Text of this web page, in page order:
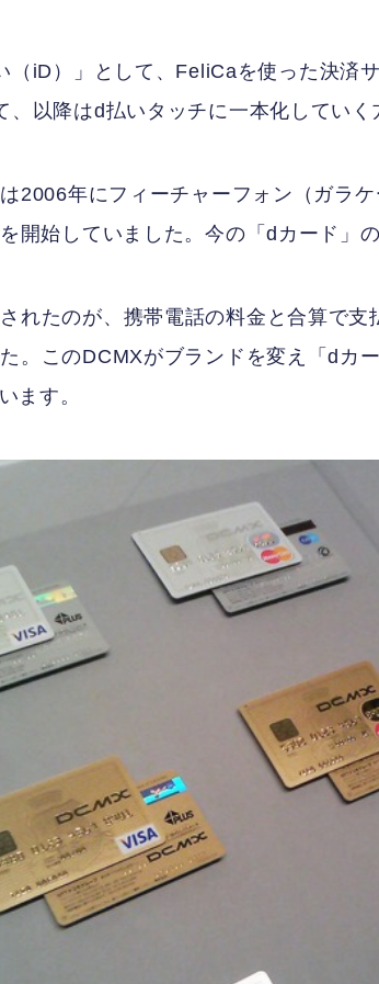
（iD）」として、FeliCaを使った決済
、以降はd払いタッチに一本化していく
2006年にフィーチャーフォン（ガラ
開始していました。今の「dカード」の
れたのが、携帯電話の料金と合算で
。このDCMXがブランドを変え「dカ
ます。